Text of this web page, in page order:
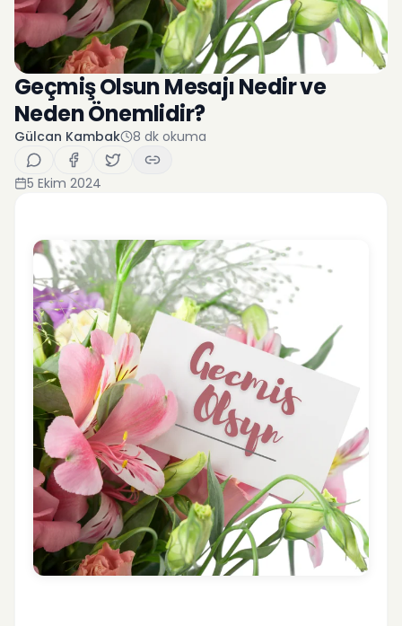
Geçmiş Olsun Mesajı Nedir ve
Neden Önemlidir?
Gülcan Kambak 8 dk okuma
5 Ekim 2024